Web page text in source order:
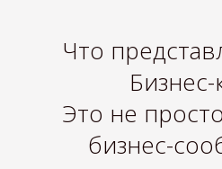
Что
Бизнес-
Это не
бизнес-